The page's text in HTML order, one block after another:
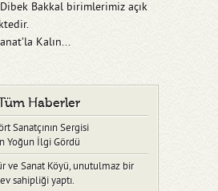
Bakkal birimlerimiz açık
Kalın...
Haberler
Sanatçının Sergisi
Yoğun İlgi Gördü
ve Sanat Köyü, unutulmaz bir
sahipliği yaptı.